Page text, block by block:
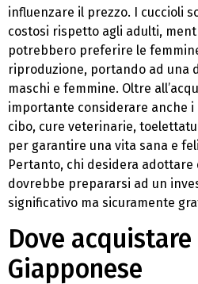
influenzare il prezzo. I cuccioli
costosi rispetto agli adulti,
potrebbero preferire le
riproduzione, portando ad una
maschi e femmine. Oltre
importante considerare anche i
cibo, cure veterinarie,
per garantire una vita sana e
Pertanto, chi desidera adottare
dovrebbe prepararsi ad un
significativo ma sicuramente
Dove
Giapponese